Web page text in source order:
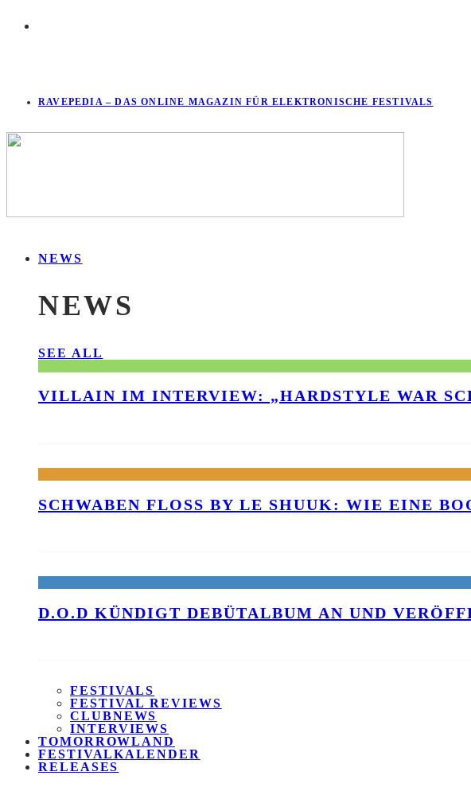
RAVEPEDIA – DAS ONLINE MAGAZIN FÜR ELEKTRONISCHE FESTIVALS
NEWS
NEWS
SEE ALL
VILLAIN IM INTERVIEW: „HARDSTYLE WAR
SCHWABEN FLOSS BY LE SHUUK: WIE EINE
D.O.D KÜNDIGT DEBÜTALBUM AN UND
FESTIVALS
FESTIVAL REVIEWS
CLUBNEWS
INTERVIEWS
TOMORROWLAND
FESTIVALKALENDER
RELEASES